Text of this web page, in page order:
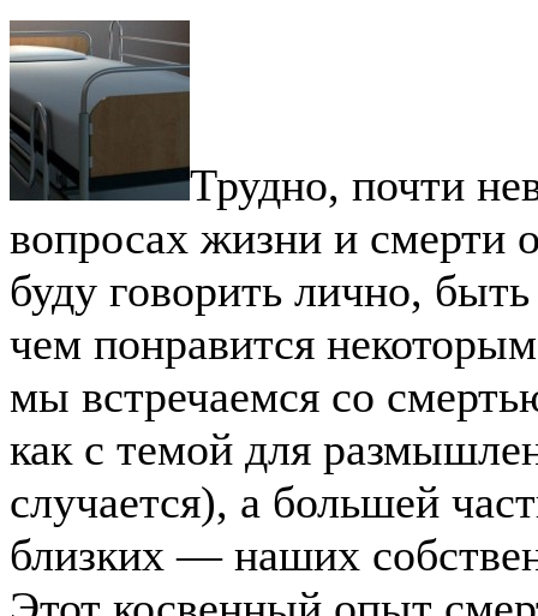
Трудно, почти
вопросах жизни и смерти
буду говорить лично,
чем понравится
мы встречаемся со
как с темой для
случается), а большей
близких — наших